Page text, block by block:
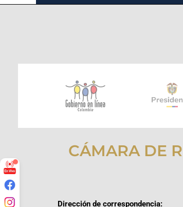
CÁMARA DE
Dirección de correspondencia: